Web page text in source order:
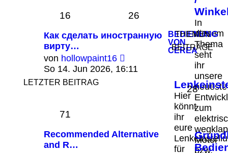
In
diesem
Thema
seht
ihr
unsere
neueste
zum
Motor
bzw.
16 26
Как сделать иностранную
вирту…
von hollowpaint16
Beitrag
So 14. Jun 2026, 16:11
BEDIENUNG
VON
CEREA
THEMEN
BEITRÄGE
LETZTER BEITRAG
Hier
könnt
ihr
eure
für
28
71
Recommended Alternative
and R…